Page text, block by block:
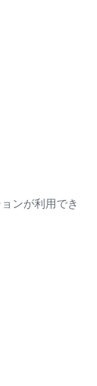
ンが利用でき